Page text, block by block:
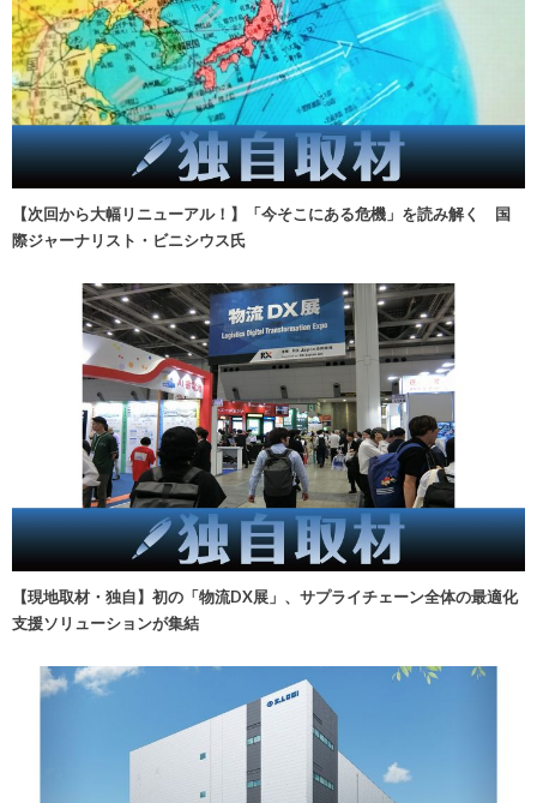
【次回から大幅リニューアル！】「今そこにある危機」を読み解く 国
際ジャーナリスト・ビニシウス氏
【現地取材・独自】初の「物流DX展」、サプライチェーン全体の最適化
支援ソリューションが集結